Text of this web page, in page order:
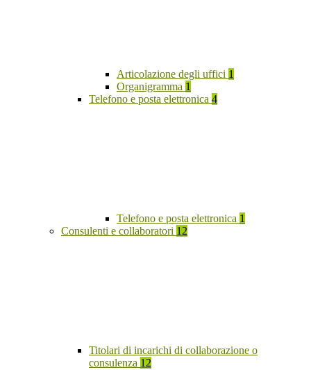
Articolazione degli uffici 1
Organigramma 1
Telefono e posta elettronica 4
Telefono e posta elettronica 1
Consulenti e collaboratori 12
Titolari di incarichi di collaborazione o
consulenza 12